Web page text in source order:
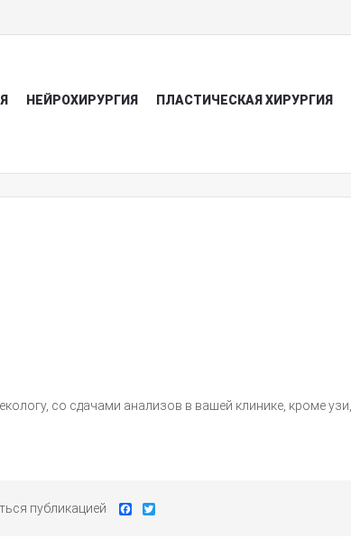
НЕЙРОХИРУРГИЯ ПЛАСТИЧЕСКАЯ ХИРУРГИЯ
со сдачами анализов в вашей клинике, кроме
публикацией Facebook
Twitter